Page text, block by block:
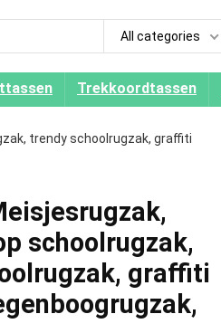
All categories
Trekkoordtassen
trendy schoolrugzak, graffiti
schoolrugzak,
graffiti